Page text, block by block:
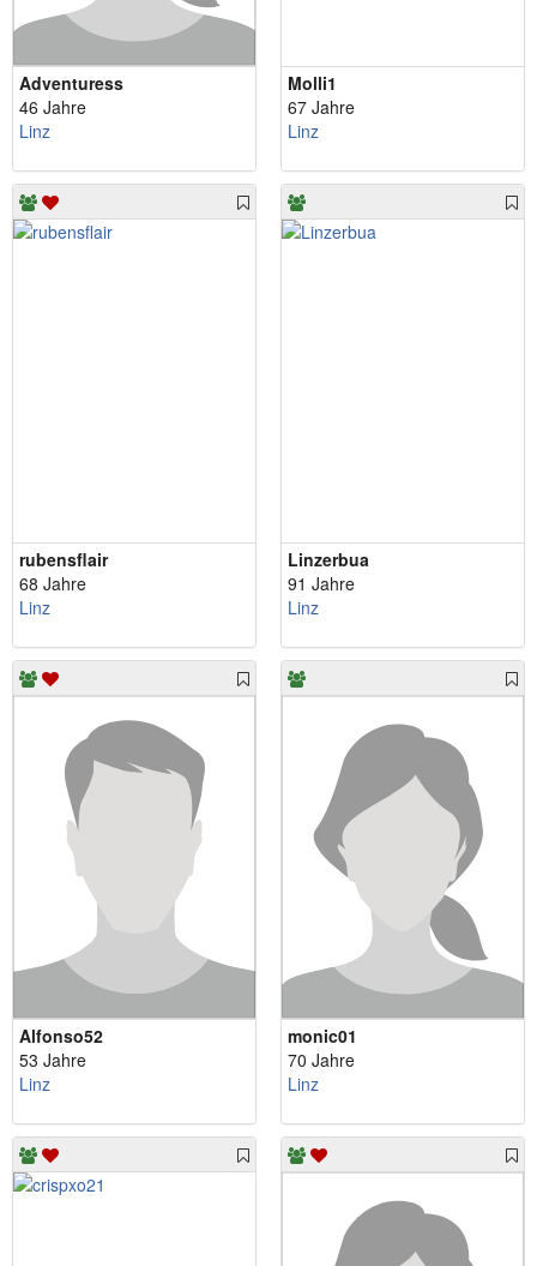
Adventuress
46 Jahre
Linz
Molli1
67 Jahre
Linz
rubensflair
68 Jahre
Linz
Linzerbua
91 Jahre
Linz
Alfonso52
53 Jahre
Linz
monic01
70 Jahre
Linz